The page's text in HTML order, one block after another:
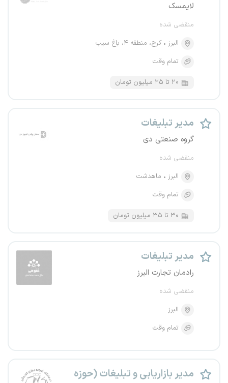
لایمسک
منقضی شده
البرز
کرج، منطقه ۴، باغ سیب
تمام وقت
۲۰ تا ۲۵ میلیون تومان
مدیر تبلیغات
گروه صنعتی دی
منقضی شده
البرز
ماهدشت
تمام وقت
۳۰ تا ۳۵ میلیون تومان
مدیر تبلیغات
رادمان تجارت البرز
منقضی شده
البرز
تمام وقت
مدیر بازاریابی و تبلیغات (حوزه